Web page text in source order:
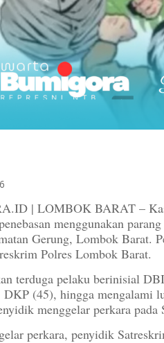
| LOMBOK BARAT –
menggunakan
Gerung, Lombok Barat.
Polres Lombok Barat.
terduga pelaku berinisial
(45), hingga mengalami
menggelar perkara pada
perkara, penyidik